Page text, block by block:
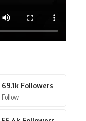
69.1k Followers
Follow